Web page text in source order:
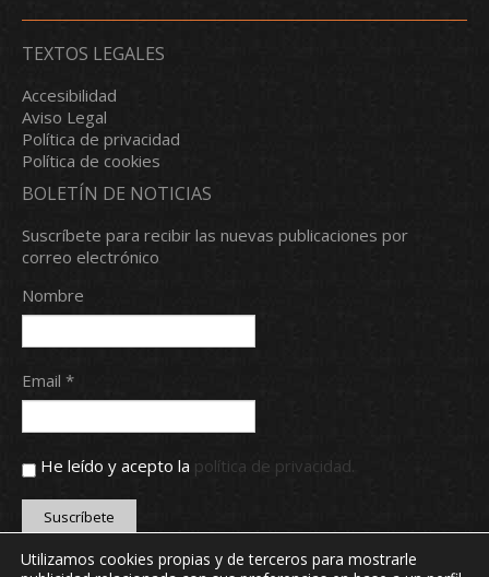
TEXTOS LEGALES
Accesibilidad
Aviso Legal
Política de privacidad
Política de cookies
BOLETÍN DE NOTICIAS
Suscríbete para recibir las nuevas publicaciones por
correo electrónico
Nombre
Email *
He leído y acepto la política de privacidad.
Utilizamos cookies propias y de terceros para mostrarle